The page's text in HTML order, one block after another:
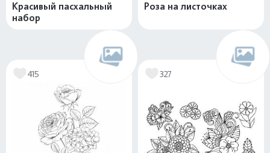
Красивый пасхальный
набор
Роза на листочках
415 327